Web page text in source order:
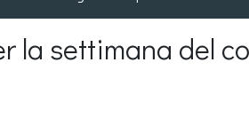
settimana del